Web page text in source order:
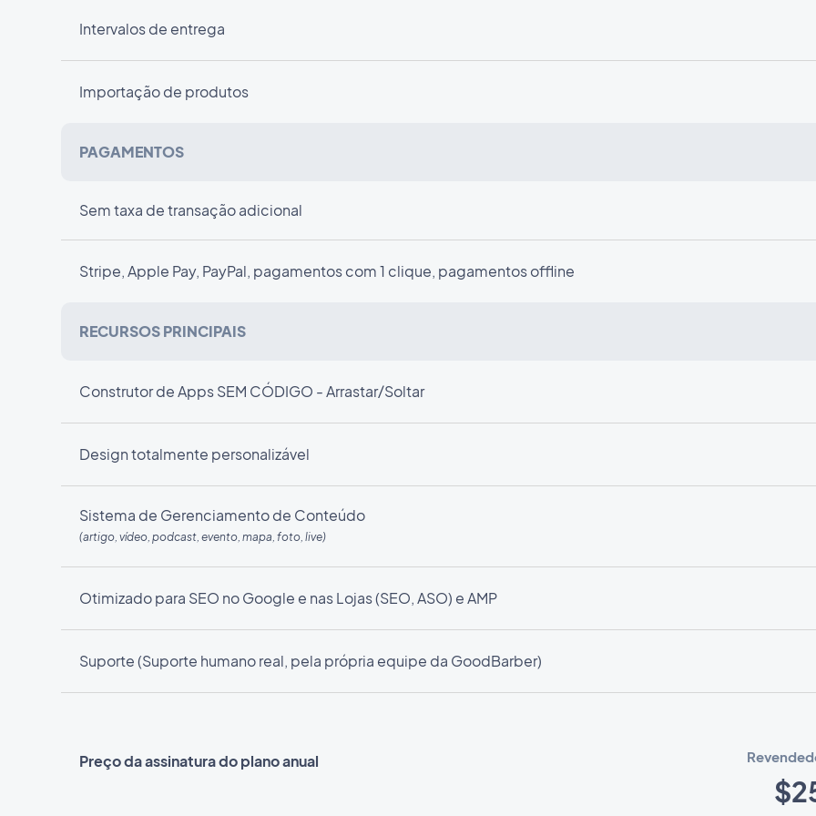
Intervalos de entrega
Importação de produtos
PAGAMENTOS
Sem taxa de transação adicional
Stripe, Apple Pay, PayPal, pagamentos com 1 clique, pagamentos offline
RECURSOS PRINCIPAIS
Construtor de Apps SEM CÓDIGO - Arrastar/Soltar
Design totalmente personalizável
Sistema de Gerenciamento de Conteúdo
(artigo, vídeo, podcast, evento, mapa, foto, live)
Otimizado para SEO no Google e nas Lojas (SEO, ASO) e AMP
Suporte (Suporte humano real, pela própria equipe da GoodBarber)
Preço da assinatura do plano anual